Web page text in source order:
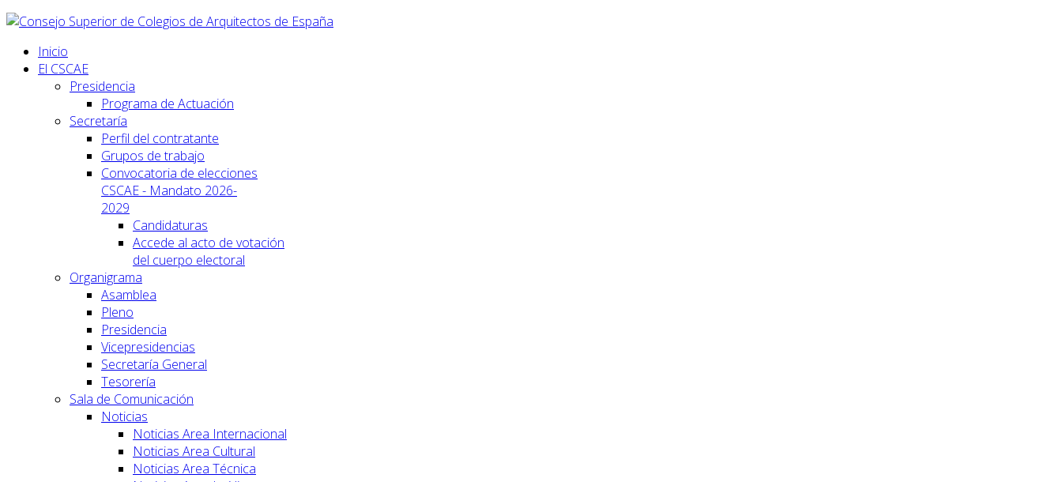
Inicio
El CSCAE
Presidencia
Programa de Actuación
Secretaría
Perfil del contratante
Grupos de trabajo
Convocatoria de elecciones
CSCAE - Mandato 2026-
2029
Candidaturas
Accede al acto de votación
del cuerpo electoral
Organigrama
Asamblea
Pleno
Presidencia
Vicepresidencias
Secretaría General
Tesorería
Sala de Comunicación
Noticias
Noticias Area Internacional
Noticias Area Cultural
Noticias Area Técnica